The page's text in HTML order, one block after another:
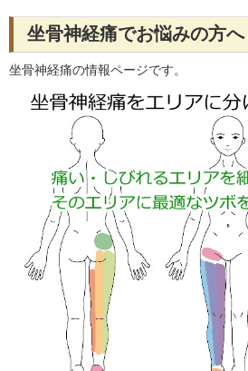
坐骨神経痛でお悩みの方へ
坐骨神経痛の情報ページです。